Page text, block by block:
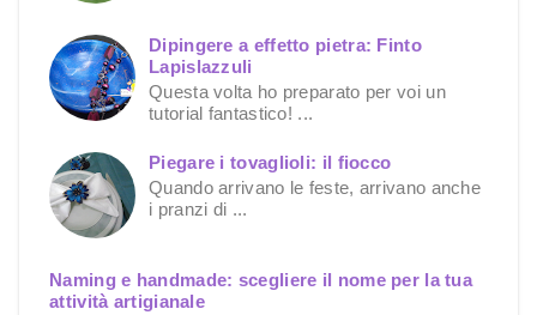
Dipingere a effetto pietra: Finto
Lapislazzuli
Questa volta ho preparato per voi un
tutorial fantastico! ...
Piegare i tovaglioli: il fiocco
Quando arrivano le feste, arrivano anche
i pranzi di ...
Naming e handmade: scegliere il nome per la tua
attività artigianale